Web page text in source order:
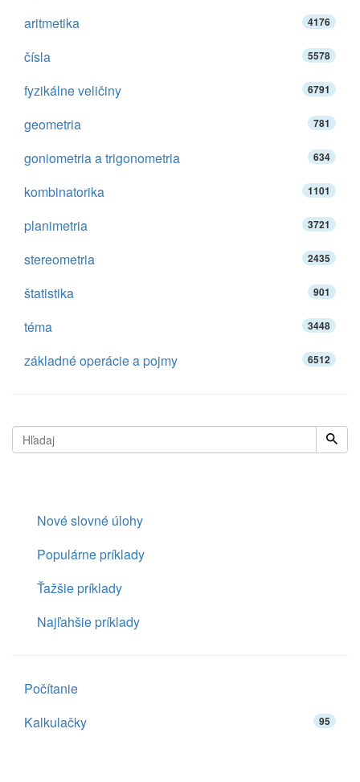
aritmetika 4176
čísla 5578
fyzikálne veličiny 6791
geometria 781
goniometria a trigonometria 634
kombinatorika 1101
planimetria 3721
stereometria 2435
štatistika 901
téma 3448
základné operácie a pojmy 6512
Nové slovné úlohy
Populárne príklady
Ťažšie príklady
Najľahšie príklady
Počítanie
Kalkulačky
95